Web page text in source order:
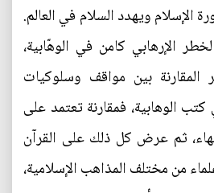
الإسلام ويهدد السلام في العالم.
الإرهابي كامن في الوهّابية،
بين مواقف وسلوكيات
الوهابية، فمقارنة تعتمد على
ثم عرض كل ذلك على القرآن
من مختلف المذاهب الإسلامية،